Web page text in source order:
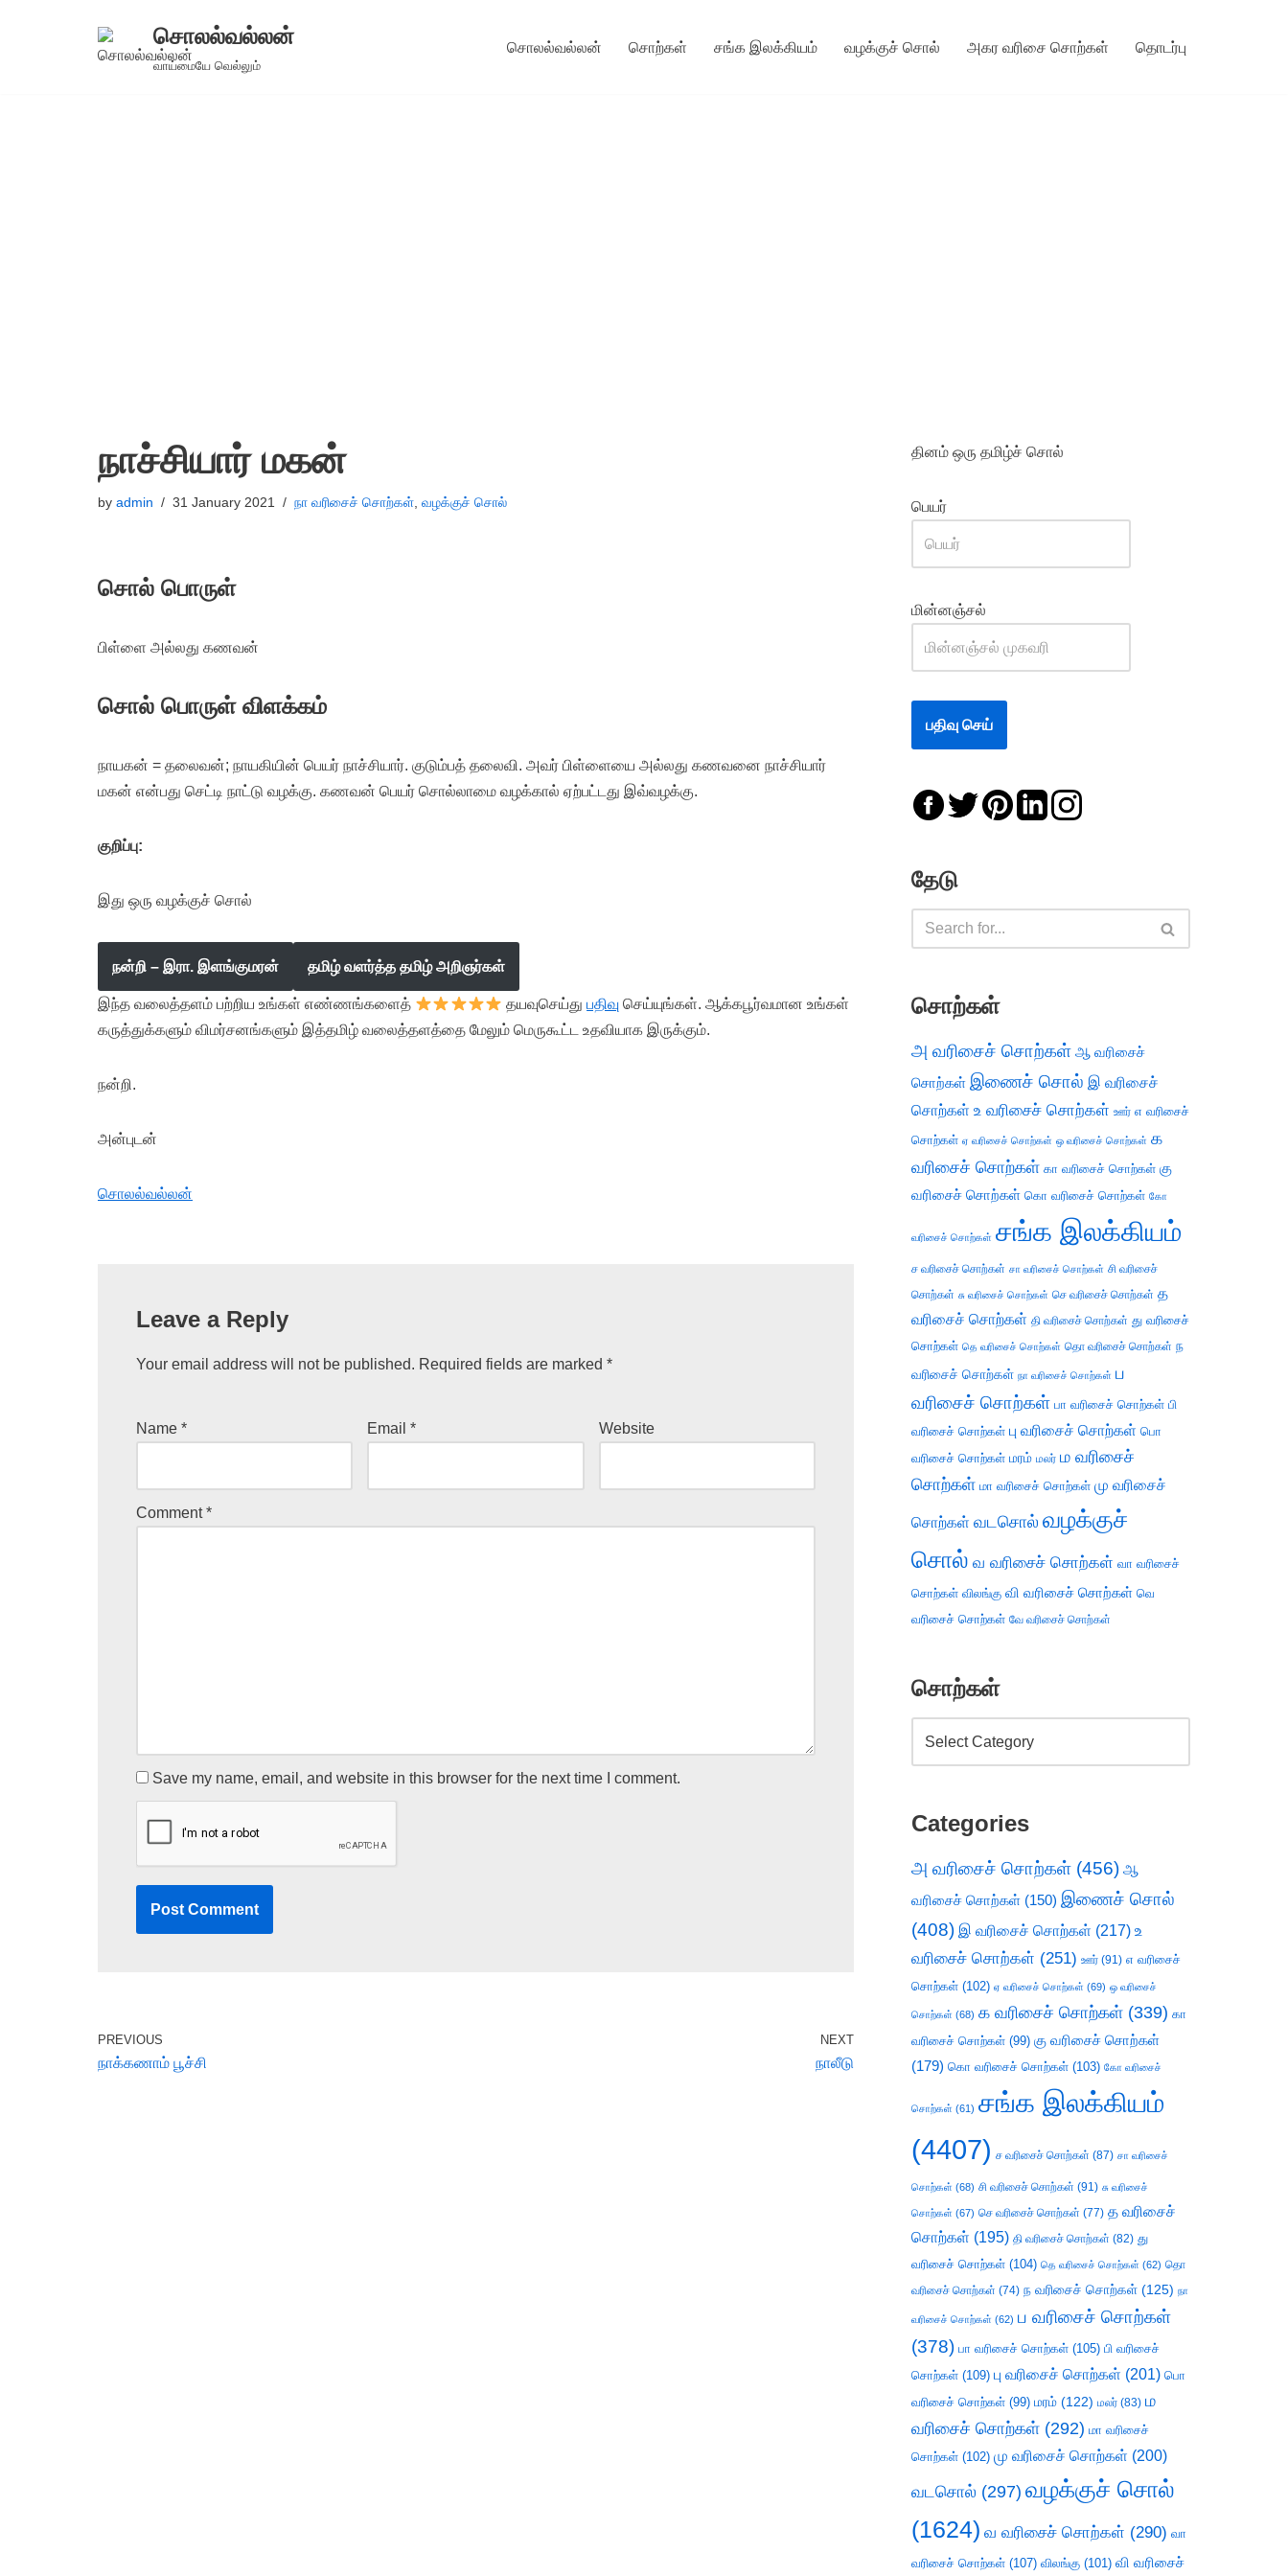
சொலல்வல்லன்
வாய்மையே வெல்லும்
சொலல்வல்லன் சொற்கள் சங்க இலக்கியம் வழக்குச் சொல் அகர வரிசை சொற்கள் தொடர்பு
நாச்சியார் மகன்
by admin 31 January 2021 நா வரிசைச் சொற்கள் வழக்குச் சொல்
சொல் பொருள்
பிள்ளை அல்லது கணவன்
சொல் பொருள் விளக்கம்
நாயகன் = தலைவன்; நாயகியின் பெயர் நாச்சியார். குடும்பத் தலைவி. அவர் பிள்ளையை அல்லது கணவனை நாச்சியார்
மகன் என்பது செட்டி நாட்டு வழக்கு. கணவன் பெயர் சொல்லாமை வழக்கால் ஏற்பட்டது இவ்வழக்கு.
குறிப்பு:
இது ஒரு வழக்குச் சொல்
நன்றி – இரா. இளங்குமரன் தமிழ் வளர்த்த தமிழ் அறிஞர்கள்
இந்த வலைத்தளம் பற்றிய உங்கள் எண்ணங்களைத் தயவுசெய்துபதிவு செய்யுங்கள். ஆக்கபூர்வமான உங்கள்
கருத்துக்களும் விமர்சனங்களும் இத்தமிழ் வலைத்தளத்தை மேலும் மெருகூட்ட உதவியாக இருக்கும்.
நன்றி.
அன்புடன்
சொலல்வல்லன்
Leave a Reply
Your email address will not be published. Required fields are marked *
Name * Email* Website
Comment*
Save my name, email, and website in this browser for the next time I comment.
PREVIOUS
நாக்கணாம் பூச்சி
NEXT
நாலீடு
தினம் ஒரு தமிழ்ச் சொல்
பெயர்
மின்னஞ்சல்
தேடு
சொற்கள்
அ வரிசைச் சொற்கள் ஆ வரிசைச்
சொற்கள் இணைச் சொல் இ வரிசைச்
சொற்கள் உ வரிசைச் சொற்கள் ஊர் எ வரிசைச்
சொற்கள் ஏ வரிசைச் சொற்கள் ஒ வரிசைச் சொற்கள் க
வரிசைச் சொற்கள் கா வரிசைச் சொற்கள் கு
வரிசைச் சொற்கள் கொ வரிசைச் சொற்கள் கோ
வரிசைச் சொற்கள் சங்க இலக்கியம்
ச வரிசைச் சொற்கள் சா வரிசைச் சொற்கள் சி வரிசைச்
சொற்கள் சு வரிசைச் சொற்கள் செ வரிசைச் சொற்கள் த
வரிசைச் சொற்கள் தி வரிசைச் சொற்கள் து வரிசைச்
சொற்கள் தெ வரிசைச் சொற்கள் தொ வரிசைச் சொற்கள் ந
வரிசைச் சொற்கள் நா வரிசைச் சொற்கள் ப
வரிசைச் சொற்கள் பா வரிசைச் சொற்கள் பி
வரிசைச் சொற்கள் பு வரிசைச் சொற்கள் பொ
வரிசைச் சொற்கள் மரம் மலர் ம வரிசைச்
சொற்கள் மா வரிசைச் சொற்கள் மு வரிசைச்
சொற்கள் வடசொல் வழக்குச்
சொல் வ வரிசைச் சொற்கள் வா வரிசைச்
சொற்கள் விலங்கு வி வரிசைச் சொற்கள் வெ
வரிசைச் சொற்கள் வே வரிசைச் சொற்கள்
சொற்கள்
Categories
அ வரிசைச் சொற்கள் (456) ஆ
வரிசைச் சொற்கள் (150) இணைச் சொல்
(408) இ வரிசைச் சொற்கள் (217) உ
வரிசைச் சொற்கள் (251) ஊர் (91) எ வரிசைச்
சொற்கள் (102) ஏ வரிசைச் சொற்கள் (69) ஒ வரிசைச்
சொற்கள் (68) க வரிசைச் சொற்கள் (339) கா
வரிசைச் சொற்கள் (99) கு வரிசைச் சொற்கள்
(179) கொ வரிசைச் சொற்கள் (103) கோ வரிசைச்
சொற்கள் (61) சங்க இலக்கியம்
(4407) ச வரிசைச் சொற்கள் (87) சா வரிசைச்
சொற்கள் (68) சி வரிசைச் சொற்கள் (91) சு வரிசைச்
சொற்கள் (67) செ வரிசைச் சொற்கள் (77) த வரிசைச்
சொற்கள் (195) தி வரிசைச் சொற்கள் (82) து
வரிசைச் சொற்கள் (104) தெ வரிசைச் சொற்கள் (62) தொ
வரிசைச் சொற்கள் (74) ந வரிசைச் சொற்கள் (125) நா
வரிசைச் சொற்கள் (62) ப வரிசைச் சொற்கள்
(378) பா வரிசைச் சொற்கள் (105) பி வரிசைச்
சொற்கள் (109) பு வரிசைச் சொற்கள் (201) பொ
வரிசைச் சொற்கள் (99) மரம் (122) மலர் (83) ம
வரிசைச் சொற்கள் (292) மா வரிசைச்
சொற்கள் (102) மு வரிசைச் சொற்கள் (200)
வடசொல் (297) வழக்குச் சொல்
(1624) வ வரிசைச் சொற்கள் (290) வா
வரிசைச் சொற்கள் (107) விலங்கு (101) வி வரிசைச்